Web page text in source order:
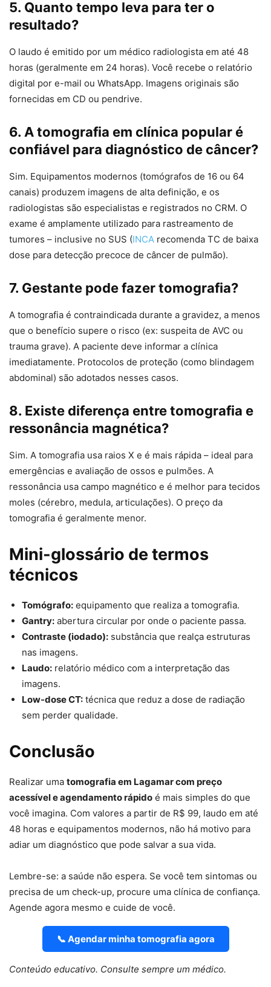
5. Quanto tempo leva para ter o
resultado?
O laudo é emitido por um médico radiologista em até 48
horas (geralmente em 24 horas). Você recebe o relatório
digital por e-mail ou WhatsApp. Imagens originais são
fornecidas em CD ou pendrive.
6. A tomografia em clínica popular é
confiável para diagnóstico de câncer?
Sim. Equipamentos modernos (tomógrafos de 16 ou 64
canais) produzem imagens de alta definição, e os
radiologistas são especialistas e registrados no CRM. O
exame é amplamente utilizado para rastreamento de
tumores – inclusive no SUS (INCA recomenda TC de baixa
dose para detecção precoce de câncer de pulmão).
7. Gestante pode fazer tomografia?
A tomografia é contraindicada durante a gravidez, a menos
que o benefício supere o risco (ex: suspeita de AVC ou
trauma grave). A paciente deve informar a clínica
imediatamente. Protocolos de proteção (como blindagem
abdominal) são adotados nesses casos.
8. Existe diferença entre tomografia e
ressonância magnética?
Sim. A tomografia usa raios X e é mais rápida – ideal para
emergências e avaliação de ossos e pulmões. A
ressonância usa campo magnético e é melhor para tecidos
moles (cérebro, medula, articulações). O preço da
tomografia é geralmente menor.
Mini-glossário de termos
técnicos
Tomógrafo: equipamento que realiza a tomografia.
Gantry: abertura circular por onde o paciente passa.
Contraste (iodado): substância que realça estruturas
nas imagens.
Laudo: relatório médico com a interpretação das
imagens.
Low-dose CT: técnica que reduz a dose de radiação
sem perder qualidade.
Conclusão
Realizar uma tomografia em Lagamar com preço
acessível e agendamento rápido é mais simples do que
você imagina. Com valores a partir de R$ 99, laudo em até
48 horas e equipamentos modernos, não há motivo para
adiar um diagnóstico que pode salvar a sua vida.
Lembre-se: a saúde não espera. Se você tem sintomas ou
precisa de um check-up, procure uma clínica de confiança.
Agende agora mesmo e cuide de você.
📞 Agendar minha tomografia agora
Conteúdo educativo. Consulte sempre um médico.